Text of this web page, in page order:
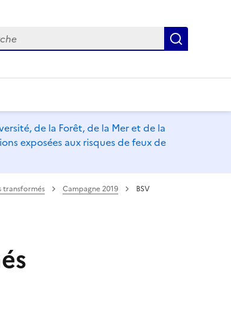
de la Forêt, de la Mer et de la
exposées aux risques de feux de
Campagne 2019
BSV